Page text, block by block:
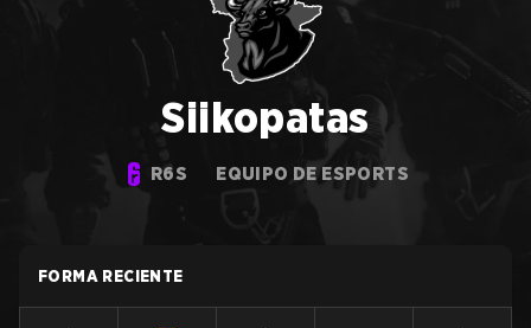
Siikopatas
R6S EQUIPO DE ESPORTS
FORMA RECIENTE